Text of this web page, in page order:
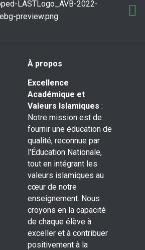
À propos
Excellence
Académique et
Valeurs Islamiques :
Notre mission est de
fournir une éducation de
qualité, reconnue par
l'Éducation Nationale,
tout en intégrant les
valeurs islamiques au
cœur de notre
enseignement. Nous
croyons en la capacité
de chaque élève à
exceller et à contribuer
positivement à la